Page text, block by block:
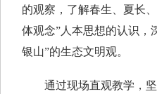
的观察，了解春生、夏长
体观念”人本思想的认识，
银山”的生态文明观。
通过现场直观教学，坚